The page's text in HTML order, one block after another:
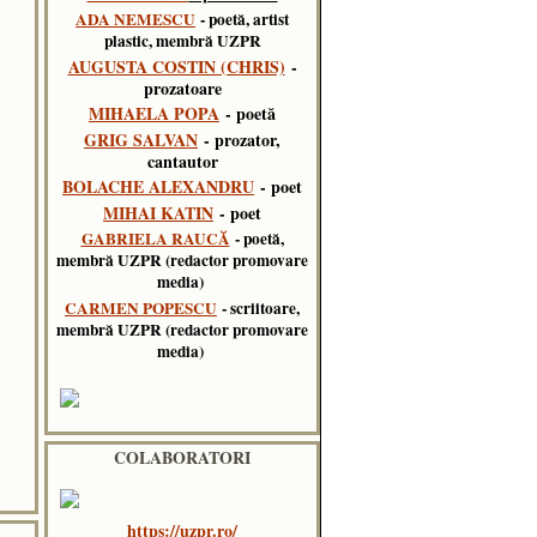
ADA NEMESCU - poetă, artist
plastic, membră UZPR
AUGUSTA COSTIN (CHRIS) -
prozatoare
MIHAELA POPA - poetă
GRIG SALVAN - prozator,
cantautor
BOLACHE ALEXANDRU - poet
MIHAI KATIN - poet
GABRIELA RAUCĂ - poetă,
membră UZPR (redactor promovare
media)
CARMEN POPESCU - scriitoare,
membră UZPR (redactor promovare
media)
COLABORATORI
https://uzpr.ro/